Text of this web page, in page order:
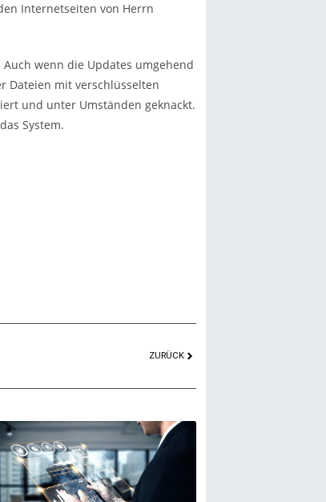
Internetseiten von Herrn
wenn die Updates umgehend
Dateien mit verschlüsselten
und unter Umständen geknackt.
System.
ZURÜCK